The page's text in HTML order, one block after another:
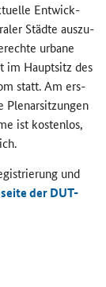
Ent­wick­
Städ­te aus­zu­
ur­ba­ne
im Haupt­sitz des
statt. Am ers­
Ple­nar­sit­zun­gen
ist kos­ten­los,
und
der DUT-​